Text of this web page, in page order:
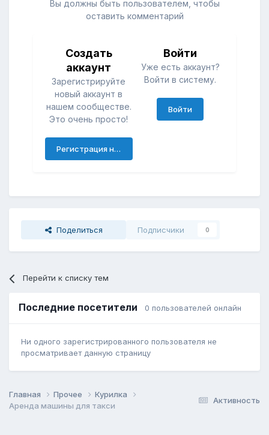
Вы должны быть пользователем, чтобы
оставить комментарий
Создать
аккаунт
Зарегистрируйте
новый аккаунт в
нашем сообществе.
Это очень просто!
Регистрация нового пользователя
Войти
Уже есть аккаунт?
Войти в систему.
Войти
Поделиться Подписчики 0
Перейти к списку тем
Последние посетители 0 пользователей онлайн
Ни одного зарегистрированного пользователя не
просматривает данную страницу
Активность
Главная Прочее
Курилка
Аренда машины для такси